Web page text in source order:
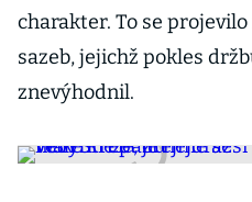
charakter. To se
sazeb, jejichž pokles
znevýhodnil.